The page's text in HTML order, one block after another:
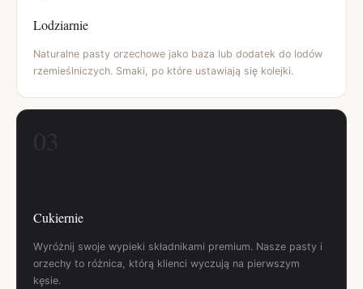
Lodziarnie
Naturalne pasty orzechowe jako baza lub dodatek do lodów
rzemieślniczych. Smaki, po które ustawiają się kolejki.
03
Cukiernie
Wyróżnij swoje wypieki składnikami premium. Nasze pasty i
orzechy to różnica, którą klienci wyczują na pierwszym
kęsie.